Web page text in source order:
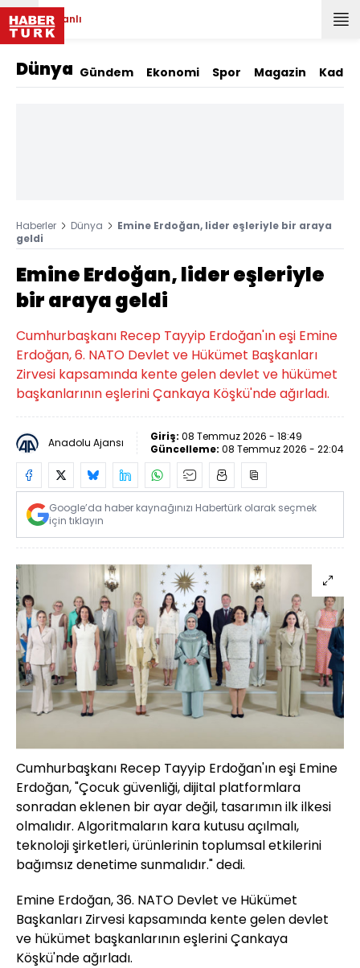
Canlı
Dünya Gündem Ekonomi Spor Magazin Kadın
Haberler Dünya
Emine Erdoğan, lider eşleriyle bir araya
geldi
Emine Erdoğan, lider eşleriyle
bir araya geldi
Cumhurbaşkanı Recep Tayyip Erdoğan'ın eşi Emine
Erdoğan, 6.⁠ NATO Devlet ve Hükümet Başkanları
Zirvesi kapsamında kente gelen devlet ve hükümet
başkanlarının eşlerini Çankaya Köşkü'nde ağırladı.
Anadolu Ajansı Giriş: 08 Temmuz 2026 - 18:49
Güncelleme: 08 Temmuz 2026 - 22:04
Google’da haber kaynağınızı Habertürk olarak seçmek
için tıklayın
Cumhurbaşkanı Recep Tayyip Erdoğan'ın eşi Emine
Erdoğan, "Çocuk güvenliği, dijital platformlara
sonradan eklenen bir ayar değil, tasarımın ilk ilkesi
olmalıdır. Algoritmaların kara kutusu açılmalı,
teknoloji şirketleri, ürünlerinin toplumsal etkilerini
bağımsız denetime sunmalıdır." dedi.
Emine Erdoğan, 36.⁠ NATO Devlet ve Hükümet
Başkanları Zirvesi kapsamında kente gelen devlet
ve hükümet başkanlarının eşlerini Çankaya
Köşkü'nde ağırladı.